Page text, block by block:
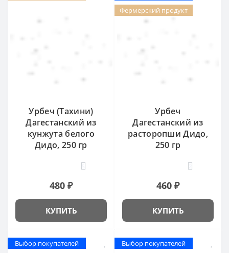
Урбеч (Тахини)
Дагестанский из
кунжута белого
Дидо, 250 гр
480 ₽
КУПИТЬ
Фермерский продукт
Урбеч
Дагестанский из
расторопши Дидо,
250 гр
460 ₽
КУПИТЬ
Выбор покупателей
Выбор покупателей